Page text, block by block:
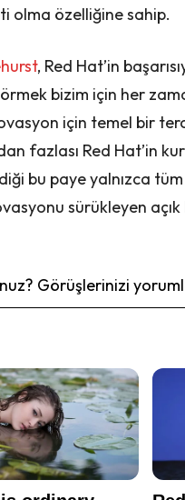
olma özelliğine sahip.
, Red Hat’in
bizim için her
için temel bir
fazlası Red Hat’in
bu paye yalnızca
sürükleyen
Görüşlerinizi